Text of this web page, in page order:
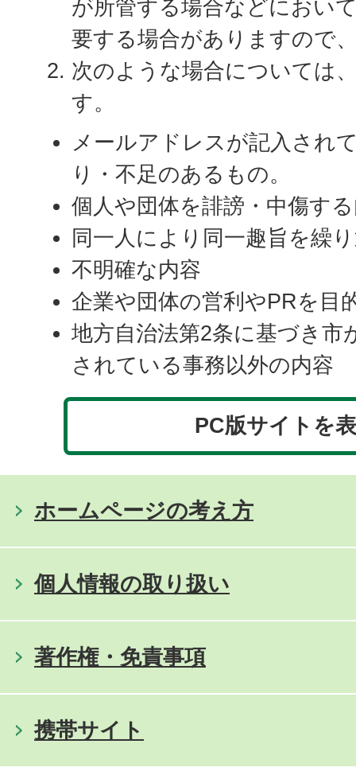
が所管する場合などにおい
要する場合がありますので
次のような場合については
す。
メールアドレスが記入され
り・不足のあるもの。
個人や団体を誹謗・中傷す
同一人により同一趣旨を繰
不明確な内容
企業や団体の営利やPRを目
地方自治法第2条に基づき市
されている事務以外の内容
PC版サイトを
ホームページの考え方
個人情報の取り扱い
著作権・免責事項
携帯サイト